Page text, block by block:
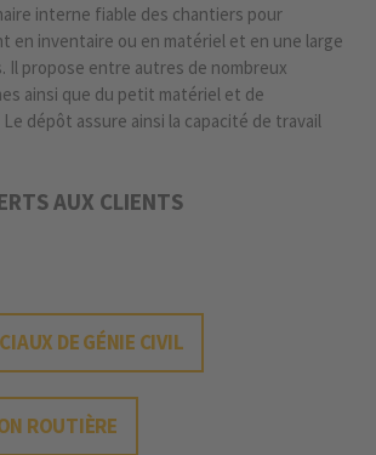
interne fiable des chantiers pour
en inventaire ou en matériel et en une large
Il propose entre autres de nombreux
ainsi que du petit matériel et de
dépôt assure ainsi la capacité de travail
AUX CLIENTS
DE GÉNIE CIVIL
ROUTIÈRE